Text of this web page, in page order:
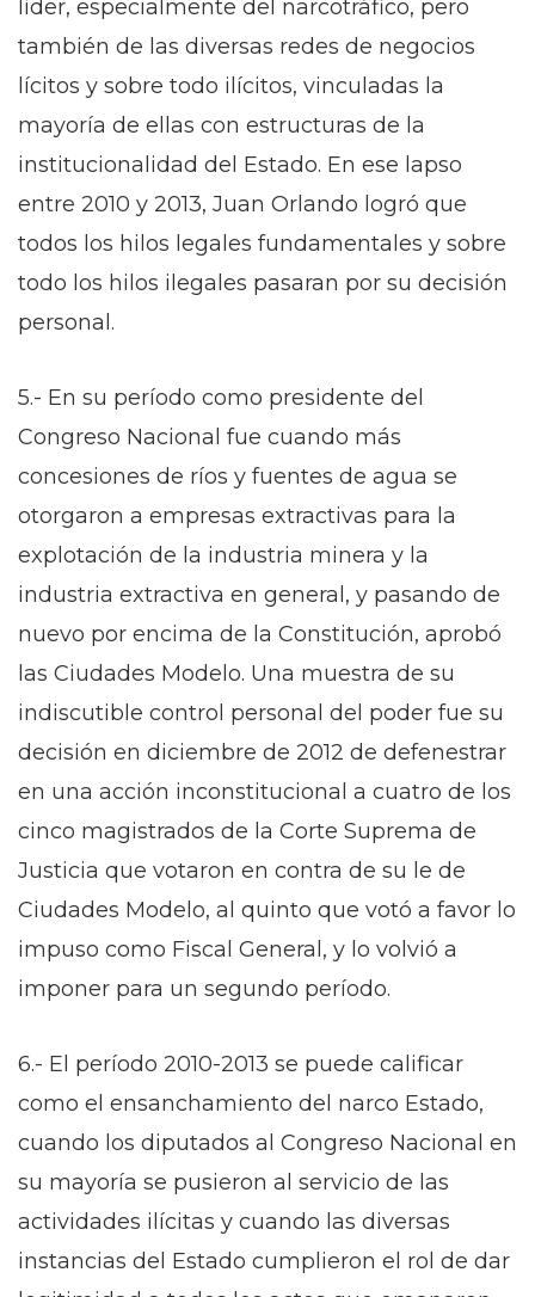
líder, especialmente del narcotráfico, pero
también de las diversas redes de negocios
lícitos y sobre todo ilícitos, vinculadas la
mayoría de ellas con estructuras de la
institucionalidad del Estado. En ese lapso
entre 2010 y 2013, Juan Orlando logró que
todos los hilos legales fundamentales y sobre
todo los hilos ilegales pasaran por su decisión
personal.
5.- En su período como presidente del
Congreso Nacional fue cuando más
concesiones de ríos y fuentes de agua se
otorgaron a empresas extractivas para la
explotación de la industria minera y la
industria extractiva en general, y pasando de
nuevo por encima de la Constitución, aprobó
las Ciudades Modelo. Una muestra de su
indiscutible control personal del poder fue su
decisión en diciembre de 2012 de defenestrar
en una acción inconstitucional a cuatro de los
cinco magistrados de la Corte Suprema de
Justicia que votaron en contra de su le de
Ciudades Modelo, al quinto que votó a favor lo
impuso como Fiscal General, y lo volvió a
imponer para un segundo período.
6.- El período 2010-2013 se puede calificar
como el ensanchamiento del narco Estado,
cuando los diputados al Congreso Nacional en
su mayoría se pusieron al servicio de las
actividades ilícitas y cuando las diversas
instancias del Estado cumplieron el rol de dar